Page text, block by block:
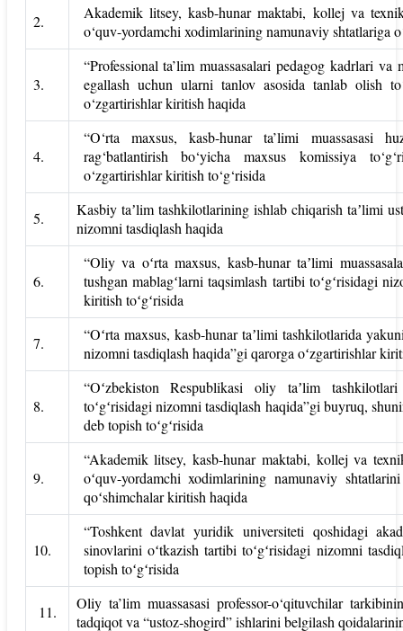
2.
Akademik litsey, kasb-hunar maktabi, kollej va
o‘quv-yordamchi xodimlarining namunaviy shtatlariga
3.
“Professional ta’lim muassasalari pedagog kadrlari
egallash uchun ularni tanlov asosida tanlab olish
o‘zgartirishlar kiritish haqida
4.
“O‘rta maxsus, kasb-hunar ta’limi muassasasi
rag‘batlantirish bo‘yicha maxsus komissiya
o‘zgartirishlar kiritish to‘g‘risida
5.
Kasbiy taʼlim tashkilotlarining ishlab chiqarish taʼlimi
nizomni tasdiqlash haqida
6.
“Oliy va oʻrta maxsus, kasb-hunar taʼlimi
tushgan mablagʻlarni taqsimlash tartibi toʻgʻrisidagi
kiritish toʻgʻrisida
7.
“Oʻrta maxsus, kasb-hunar taʼlimi tashkilotlarida
nizomni tasdiqlash haqida”gi qarorga oʻzgartirishlar
8.
“Oʻzbekiston Respublikasi oliy taʼlim
toʻgʻrisidagi nizomni tasdiqlash haqida”gi buyruq,
deb topish toʻgʻrisida
9.
“Akademik litsey, kasb-hunar maktabi, kollej va
oʻquv-yordamchi xodimlarining namunaviy
qoʻshimchalar kiritish haqida
10.
“Toshkent davlat yuridik universiteti qoshidagi
sinovlarini oʻtkazish tartibi toʻgʻrisidagi nizomni
topish toʻgʻrisida
11.
Oliy ta’lim muassasasi professor-o‘qituvchilar
tadqiqot va “ustoz-shogird” ishlarini belgilash